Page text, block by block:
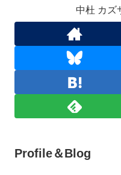
中杜 カズ
Profile＆Blog